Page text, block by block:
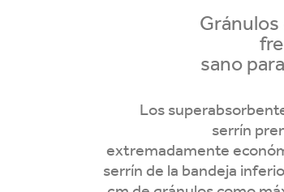
sano
Los
serrín
extremadamente
serrín de la bandeja